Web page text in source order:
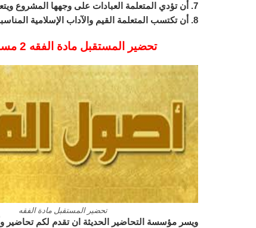
7. أن تؤدي المتعلمة العبادات على وجهها المشروع ويتعود على احترام أمكنتها وارتيادها.
8. أن تكتسب المتعلمة القيم والآداب الإسلامية المناسبة لسنه، وينشأ على الثقة بالنفس والتفاؤل.
تحضير المستقبل مادة الفقه 2 مسار العلوم الأدبية الفصل الدراسي الاول 1443 هـ
تحضير المستقبل مادة الفقه
ويسر مؤسسة التحاضير الحديثة ان تقدم لكم تحاضير